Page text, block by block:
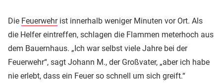
Die Feuerwehrist innerhalb weniger Minuten vor Ort. Als
die Helfer eintreffen, schlagen die Flammen meterhoch aus
dem Bauernhaus. „Ich war selbst viele Jahre bei der
Feuerwehr“, sagt Johann M., der Großvater, „aber ich habe
nie erlebt, dass ein Feuer so schnell um sich greift.“